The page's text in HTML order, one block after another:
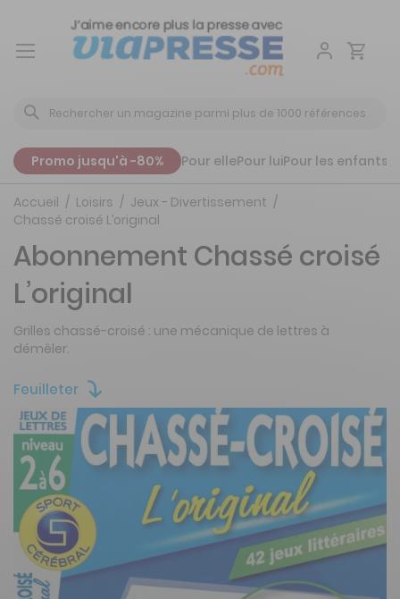
Aller
Promo jusqu'à -80% Pour ellePour luiPour les enfants
Accueil Loisirs
Jeux - Divertissement
Chassé croisé L’original
Feuilleter
Abonnement Chassé croisé
L’original
Grilles chassé-croisé : une mécanique de lettres à
démêler.